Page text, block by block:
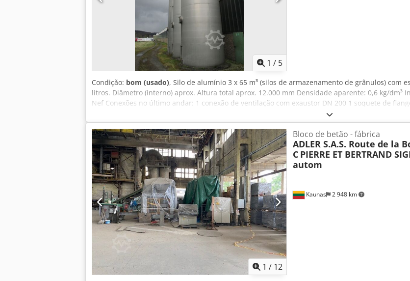
1 / 5
Condição: bom (usado), Silo de alumínio 3 x 65 m³ (silos de armazenamento de grânulos) com
litros. Diâmetro (interno) aprox. Altura total aprox. 12.000 mm Densidade aparente: 0,6 kg/dm³
Nef Conexões no último andar: 1 conexão de ventilação com exaustor DN 200 1 soquete de
1 tubo de enchimento puxado para baixo DN 80 Cone: O cone termina em flange DN 150 com
esboço e fotos
1 / 12
Kaunas 2 948 km
Bloco de betão - fábrica
ADLER S.A.S. Route de la
C PIERRE ET BERTRAND
autom